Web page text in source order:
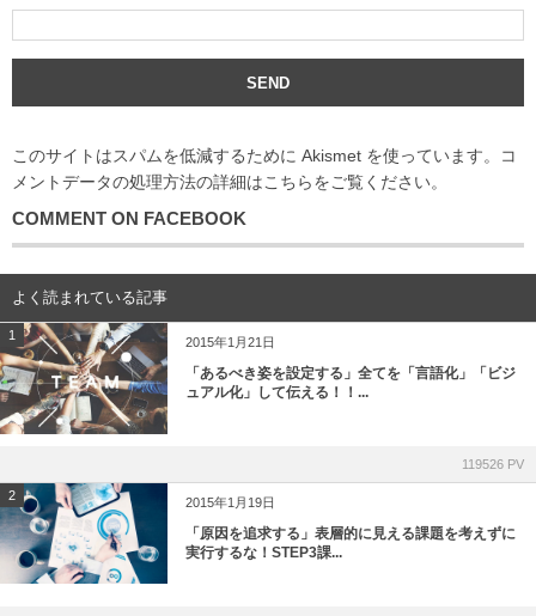
このサイトはスパムを低減するために Akismet を使っています。
コ
メントデータの処理方法の詳細はこちらをご覧ください。
COMMENT ON FACEBOOK
よく読まれている記事
1 2015年1月21日
「あるべき姿を設定する」全てを「言語化」「ビジ
ュアル化」して伝える！！...
119526 PV
2 2015年1月19日
「原因を追求する」表層的に見える課題を考えずに
実行するな！STEP3課...